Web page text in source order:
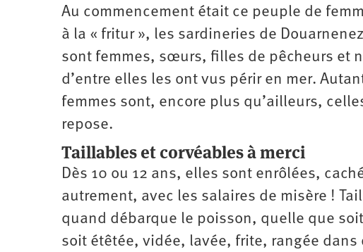
Services
publics
Dans
mon
département
Nord
Amérique
latine
Asie
Europe
Moyen-
Au commencement était ce peuple de
à la « fritur », les sardineries de
sont femmes, sœurs, filles de pêcheurs et
d’entre elles les ont vus périr en mer.
femmes sont, encore plus qu’ailleurs,
repose.
Taillables et corvéables à merci
Dès 10 ou 12 ans, elles sont enrôlées,
autrement, avec les salaires de misère !
quand débarque le poisson, quelle que
soit étêtée, vidée, lavée, frite, rangée